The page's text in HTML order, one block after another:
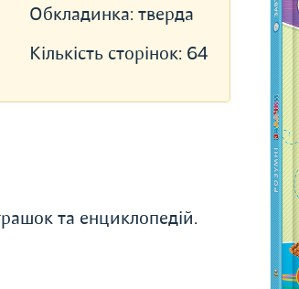
Обкладинка: тверда
Кількість сторінок: 64
та енциклопедій.